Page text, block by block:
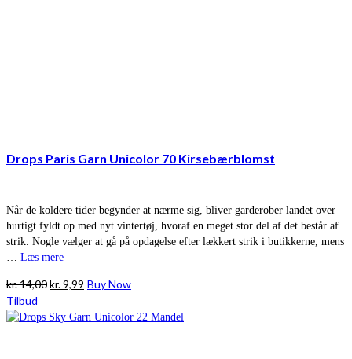
Drops Paris Garn Unicolor 70 Kirsebærblomst
Når de koldere tider begynder at nærme sig, bliver garderober landet over
hurtigt fyldt op med nyt vintertøj, hvoraf en meget stor del af det består af
strik. Nogle vælger at gå på opdagelse efter lækkert strik i butikkerne, mens
… Læs mere
kr.14,00Den
pris
kr.9,99 Den
pris
Buy Now
Tilbud